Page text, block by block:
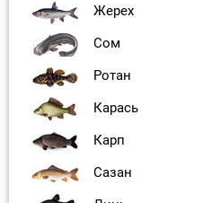
Жерех
Сом
Ротан
Карась
Карп
Сазан